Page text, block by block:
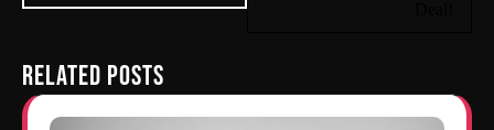
Related Posts